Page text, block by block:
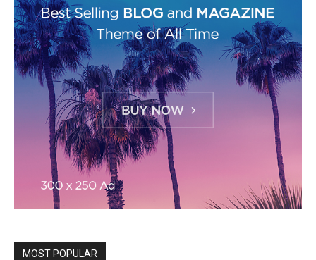
MOST POPULAR